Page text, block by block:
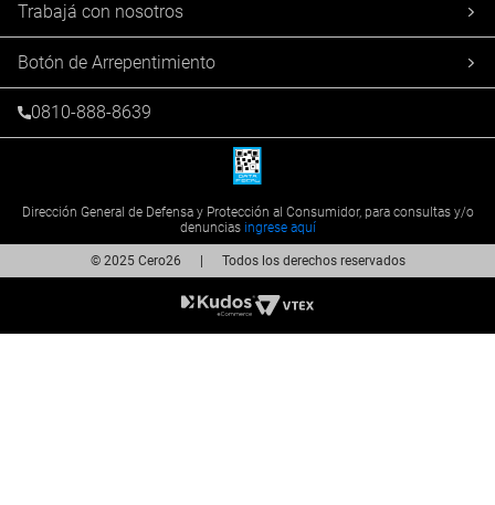
Trabajá con nosotros
Botón de Arrepentimiento
0810-888-8639
Dirección General de Defensa y Protección al Consumidor, para consultas y/o
denuncias ingrese aquí
© 2025 Cero26 | Todos los derechos reservados